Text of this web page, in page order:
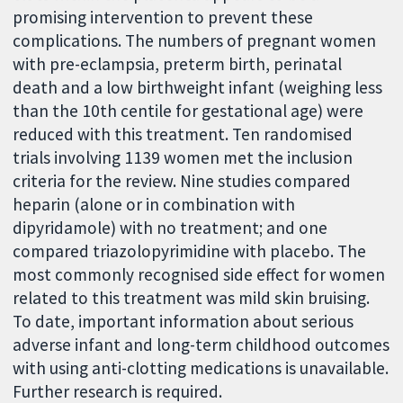
promising intervention to prevent these
complications. The numbers of pregnant women
with pre-eclampsia, preterm birth, perinatal
death and a low birthweight infant (weighing less
than the 10th centile for gestational age) were
reduced with this treatment. Ten randomised
trials involving 1139 women met the inclusion
criteria for the review. Nine studies compared
heparin (alone or in combination with
dipyridamole) with no treatment; and one
compared triazolopyrimidine with placebo. The
most commonly recognised side effect for women
related to this treatment was mild skin bruising.
To date, important information about serious
adverse infant and long-term childhood outcomes
with using anti-clotting medications is unavailable.
Further research is required.